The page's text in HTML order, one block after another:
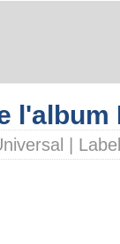
l'album
|